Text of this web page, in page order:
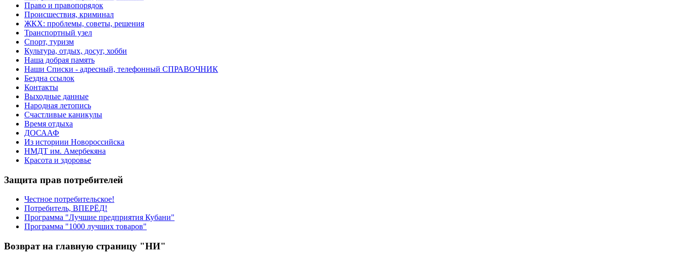
Право и правопорядок
Происшествия, криминал
ЖКХ: проблемы, советы, решения
Транспортный узел
Спорт, туризм
Культура, отдых, досуг, хобби
Наша добрая память
Наши Списки - адресный, телефонный СПРАВОЧНИК
Бездна ссылок
Контакты
Выходные данные
Народная летопись
Счастливые каникулы
Время отдыха
ДОСААФ
Из историии Новороссийска
НМДТ им. Амербекяна
Красота и здоровье
Защита прав потребителей
Честное потребительское!
Потребитель, ВПЕРЁД!
Программа "Лучшие предприятия Кубани"
Программа "1000 лучших товаров"
Возврат на главную страницу "НИ"